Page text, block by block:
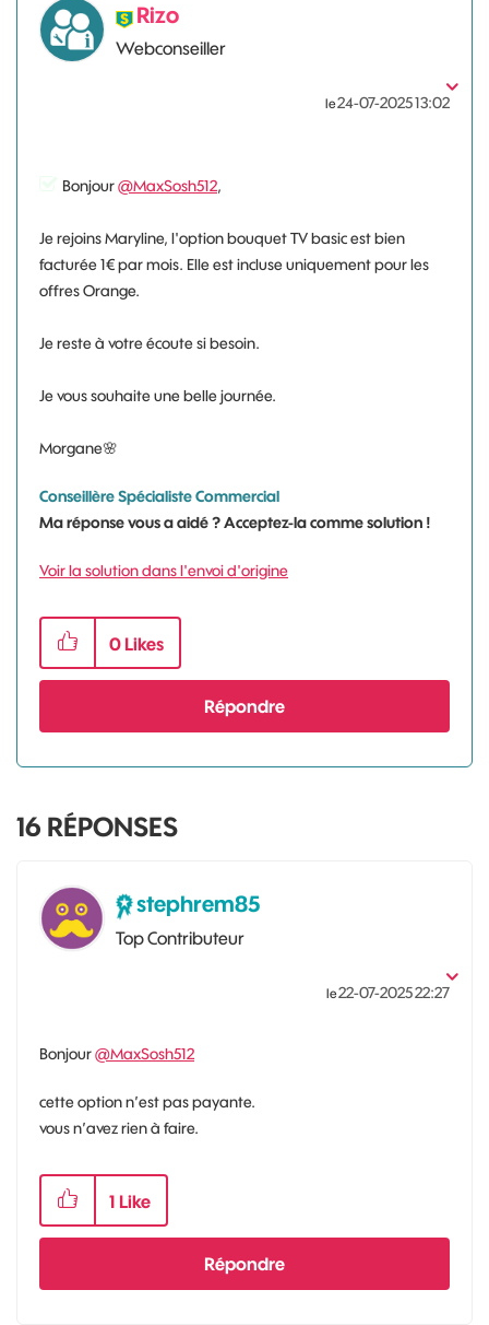
Rizo
Webconseiller
le‎24-07-202513:02
Bonjour@MaxSosh512,
Je rejoins Maryline, l'option bouquet TV basic est bien
facturée 1€ par mois. Elle est incluse uniquement pour les
offres Orange.
Je reste à votre écoute si besoin.
Je vous souhaite une belle journée.
Morgane🌸
Conseillère Spécialiste Commercial
Ma réponse vous a aidé ? Acceptez-la comme solution !
Voir la solution dans l'envoi d'origine
0 Likes
Répondre
16 RÉPONSES
stephrem85
Top Contributeur
le‎22-07-202522:27
Bonjour@MaxSosh512
cette option n’est pas payante.
vous n’avez rien à faire.
1 Like
Répondre